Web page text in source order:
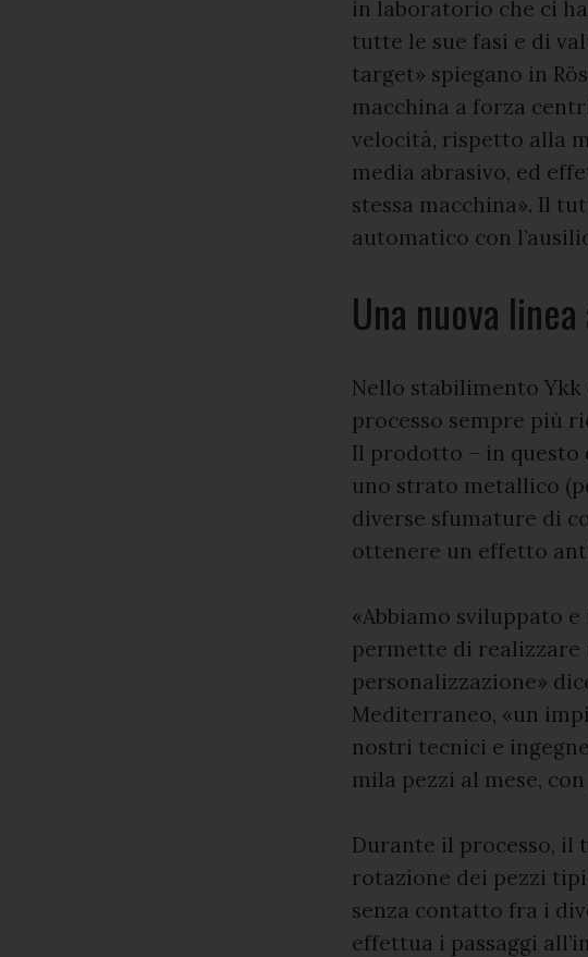
in laboratorio che ci
tutte le sue fasi e di
target» spiegano in
macchina a forza
velocità, rispetto alla
media abrasivo, ed
stessa macchina». Il
automatico con
Una nuova
Nello stabilimento Ykk
processo sempre più
Il prodotto – in questo
uno strato metallico
diverse sfumature di
ottenere un effetto
«Abbiamo sviluppato
permette di realizzare
personalizzazione»
Mediterraneo, «un
nostri tecnici e
mila pezzi al mese,
Durante il processo, il
rotazione dei pezzi
senza contatto fra i
effettua i passaggi